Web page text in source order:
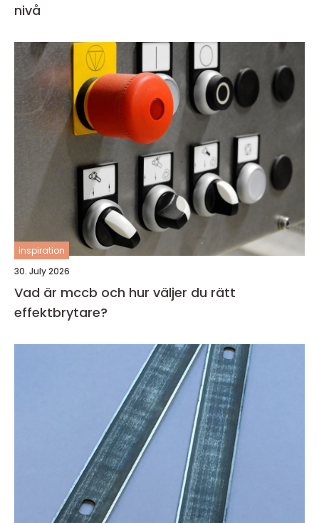
nivå
inspiration
30. July 2026
Vad är mccb och hur väljer du rätt
effektbrytare?